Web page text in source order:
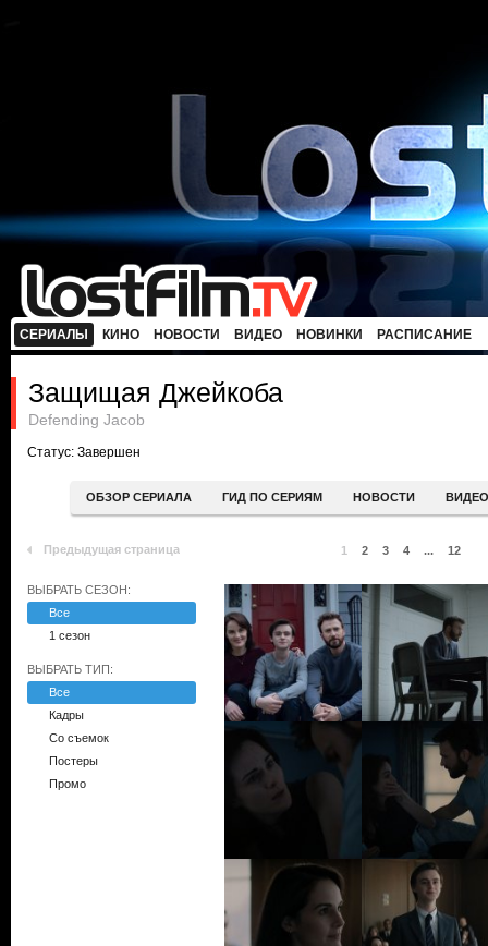
СЕРИАЛЫ КИНО НОВОСТИ ВИДЕО НОВИНКИ РАСПИСАНИЕ
Защищая Джейкоба
Defending Jacob
Статус: Завершен
ОБЗОР СЕРИАЛА ГИД ПО СЕРИЯМ НОВОСТИ ВИДЕО
Предыдущая страница 1 2 3 4 ... 12
ВЫБРАТЬ СЕЗОН:
Все
1 сезон
ВЫБРАТЬ ТИП:
Все
Кадры
Со съемок
Постеры
Промо